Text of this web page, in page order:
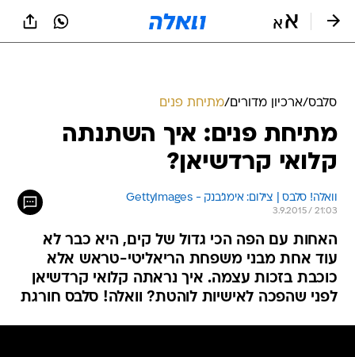
סלבס/ארכיון מדורים/מתיחת פנים
מתיחת פנים: איך השתנתה
קלואי קרדשיאן?
וואלה! סלבס | צילום: אימג'בנק - GettyImages
3.9.2015 / 21:03
האחות עם הפה הכי גדול של קים, היא כבר לא
עוד אחת מבני משפחת הריאליטי-טראש אלא
כוכבת בזכות עצמה. איך נראתה קלואי קרדשיאן
לפני שהפכה לאישיות לוהטת? וואלה! סלבס חורגת